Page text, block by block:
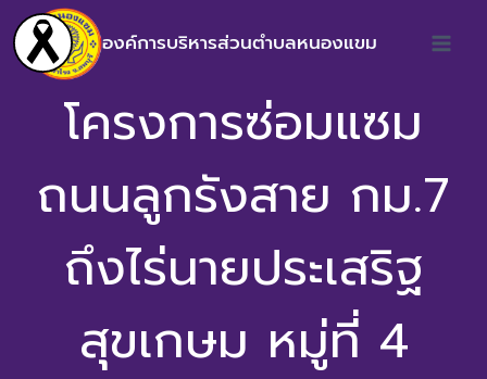
องค์การบริหารส่วนตำบลหนองแขม
โครงการซ่อมแซม
ถนนลูกรังสาย กม.7
ถึงไร่นายประเสริฐ
สุขเกษม หมู่ที่ 4